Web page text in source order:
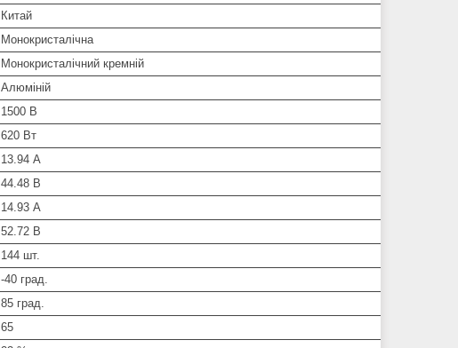
Китай
Монокристалічна
Монокристалічний кремній
Алюміній
1500 В
620 Вт
13.94 А
44.48 В
14.93 А
52.72 В
144 шт.
-40 град.
85 град.
65